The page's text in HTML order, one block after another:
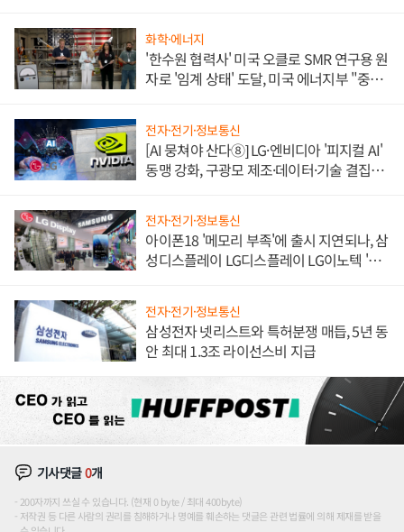
화학·에너지
'한수원 협력사' 미국 오클로 SMR 연구용 원
자로 '임계 상태' 도달, 미국 에너지부 "중요
전자·전기·정보통신
[AI 뭉쳐야 산다⑧] LG·엔비디아 '피지컬 AI'
동맹 강화, 구광모 제조·데이터·기술 결집
전자·전기·정보통신
아이폰18 '메모리 부족'에 출시 지연되나, 삼
성디스플레이 LG디스플레이 LG이노텍 '탈
전자·전기·정보통신
삼성전자 넷리스트와 특허분쟁 매듭, 5년 동
안 최대 1.3조 라이선스비 지급
기사댓글0개
200자까지 쓰실 수 있습니다. (현재 0 byte / 최대 400byte)
저작권 등 다른 사람의 권리를 침해하거나 명예를 훼손하는 댓글은 관련 법률에 의해 제재를 받을